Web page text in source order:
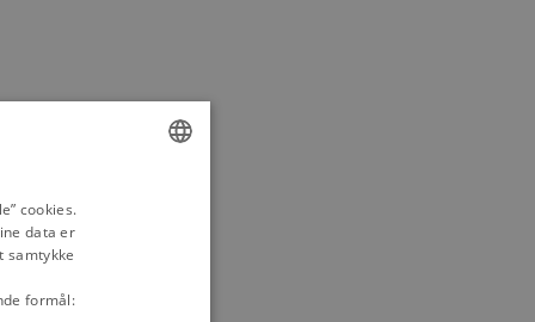
cookies.
data er
samtykke
formål: